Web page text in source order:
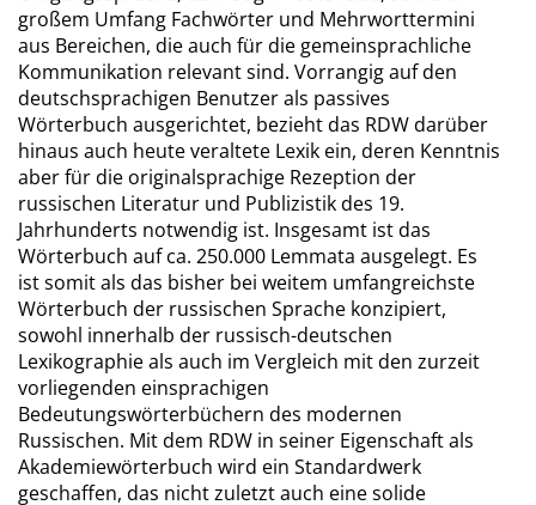
großem Umfang Fachwörter und Mehrworttermini
aus Bereichen, die auch für die gemeinsprachliche
Kommunikation relevant sind. Vorrangig auf den
deutschsprachigen Benutzer als passives
Wörterbuch ausgerichtet, bezieht das RDW darüber
hinaus auch heute veraltete Lexik ein, deren Kenntnis
aber für die originalsprachige Rezeption der
russischen Literatur und Publizistik des 19.
Jahrhunderts notwendig ist. Insgesamt ist das
Wörterbuch auf ca. 250.000 Lemmata ausgelegt. Es
ist somit als das bisher bei weitem umfangreichste
Wörterbuch der russischen Sprache konzipiert,
sowohl innerhalb der russisch-deutschen
Lexikographie als auch im Vergleich mit den zurzeit
vorliegenden einsprachigen
Bedeutungswörterbüchern des modernen
Russischen. Mit dem RDW in seiner Eigenschaft als
Akademiewörterbuch wird ein Standardwerk
geschaffen, das nicht zuletzt auch eine solide